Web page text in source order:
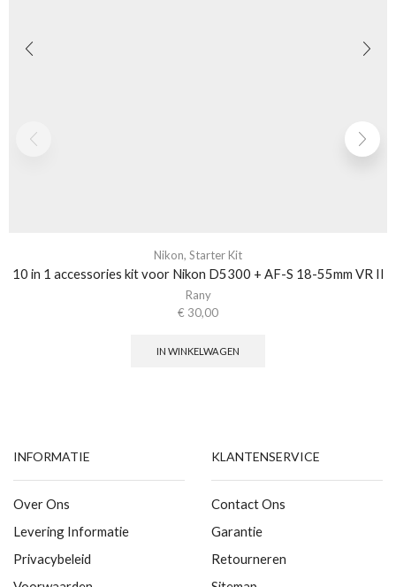
Nikon, Starter Kit
10 in 1 accessories kit voor Nikon D5300 + AF-S 18-55mm VR II
Rany
€ 30,00
IN WINKELWAGEN
INFORMATIE
Over Ons
Levering Informatie
Privacybeleid
KLANTENSERVICE
Contact Ons
Garantie
Retourneren